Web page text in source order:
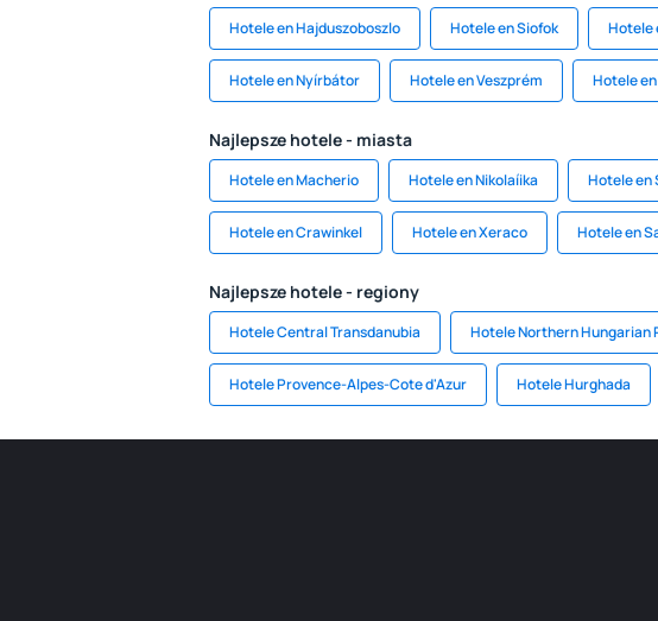
Hotele en Hajduszoboszlo Hotele en Siofok Hotele
Hotele en Nyírbátor Hotele en Veszprém Hotele
Najlepsze hotele - miasta
Hotele en Macherio Hotele en Nikolaíika Hotele en
Hotele en Crawinkel Hotele en Xeraco Hotele en
Najlepsze hotele - regiony
Hotele Central Transdanubia Hotele Northern Hungarian
Hotele Provence-Alpes-Cote d'Azur Hotele Hurghada